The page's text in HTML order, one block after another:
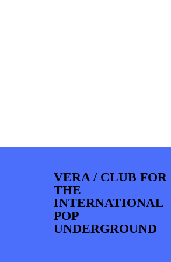
VERA / CLUB FOR
THE
INTERNATIONAL
POP
UNDERGROUND